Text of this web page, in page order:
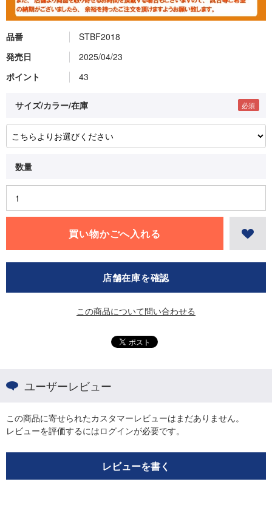
品番
STBF2018
発売日
2025/04/23
ポイント
43
サイズ/カラー/在庫
店舗在庫を確認
この商品について問い合わせる
ユーザーレビュー
この商品に寄せられたカスタマーレビューはまだありません。
レビューを評価するにはログインが必要です。
レビューを書く